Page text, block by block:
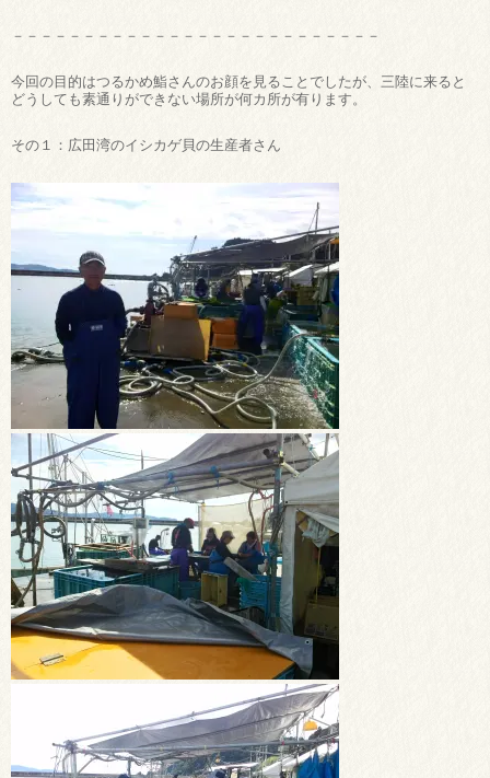
－－－－－－－－－－－－－－－－－－－－－－－－－－
今回の目的はつるかめ鮨さんのお顔を見ることでしたが、三陸に来ると
どうしても素通りができない場所が何カ所が有ります。
その１：広田湾のイシカゲ貝の生産者さん